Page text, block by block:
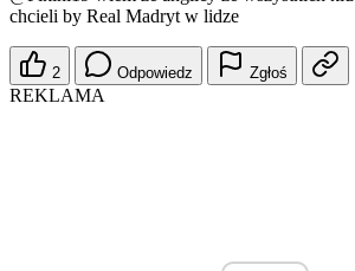
chcieli by Real Madryt w lidze
2 Odpowiedz Zgłoś
REKLAMA